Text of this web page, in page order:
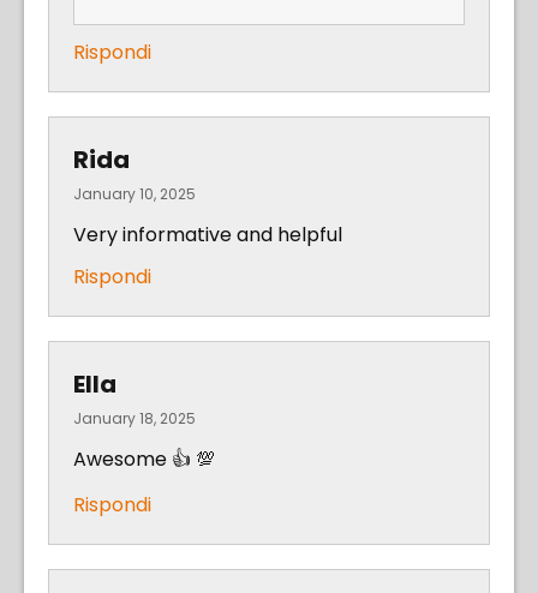
Rispondi
Rida
January 10, 2025
Very informative and helpful
Rispondi
Ella
January 18, 2025
Awesome 👍 💯
Rispondi